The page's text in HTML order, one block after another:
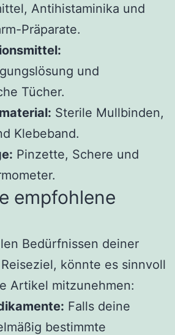
Antihistaminika und
Präparate.
und
Tücher.
Sterile Mullbinden,
Klebeband.
Pinzette, Schere und
empfohlene
Bedürfnissen deiner
könnte es sinnvoll
Artikel mitzunehmen:
Falls deine
bestimmte